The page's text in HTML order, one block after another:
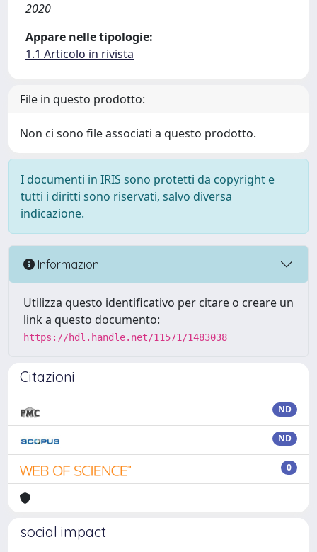
2020
Appare nelle tipologie:
1.1 Articolo in rivista
File in questo prodotto:
Non ci sono file associati a questo prodotto.
I documenti in IRIS sono protetti da copyright e
tutti i diritti sono riservati, salvo diversa
indicazione.
Informazioni
Utilizza questo identificativo per citare o creare un
link a questo documento:
https://hdl.handle.net/11571/1483038
Citazioni
ND
ND
0
social impact